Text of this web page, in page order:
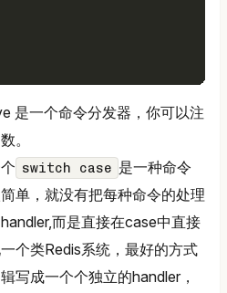
是一个命令分发器，你可以注
。
switch case 是一种命令
单，就没有把每种命令的处理
而是直接在case中直接
个类Redis系统，最好的方式
写成一个个独立的handler，